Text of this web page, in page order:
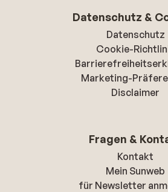
Datenschutz &
Datenschutz
Cookie-
Marketing-
Disclaimer
Fragen &
Kontakt
Mein Sunweb
für Newsletter